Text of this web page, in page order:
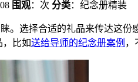
围观： 次 分类：纪念册精装
选择合适的礼品来传达这
比如送给导师的纪念册案例 ，